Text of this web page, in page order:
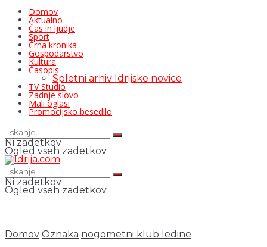
Domov
Aktualno
Čas in ljudje
Šport
Črna kronika
Gospodarstvo
Kultura
Časopis
Spletni arhiv Idrijske novice
TV Studio
Zadnje slovo
Mali oglasi
Promocijsko besedilo
Ni zadetkov
Ogled vseh zadetkov
Ni zadetkov
Ogled vseh zadetkov
Domov Oznaka nogometni klub ledine